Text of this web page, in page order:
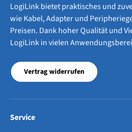
LogiLink bietet praktisches und
wie Kabel, Adapter und
Preisen. Dank hoher Qualität und
LogiLink in vielen
Vertrag widerrufen
Service